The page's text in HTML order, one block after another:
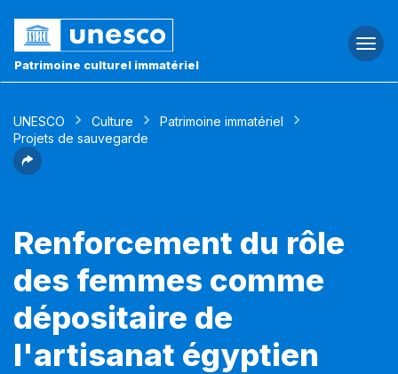
Patrimoine culturel immatériel
UNESCO Culture
Patrimoine immatériel
Projets de sauvegarde
Renforcement du rôle
des femmes comme
dépositaire de
l'artisanat égyptien